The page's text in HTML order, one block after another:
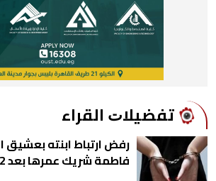
ﺗﻔﻀﻴﻼﺕ اﻟﻘﺮاء
رفض ارتباط ابنته
فاطمة شريك عمرها بعد 22 سنة زواج؟